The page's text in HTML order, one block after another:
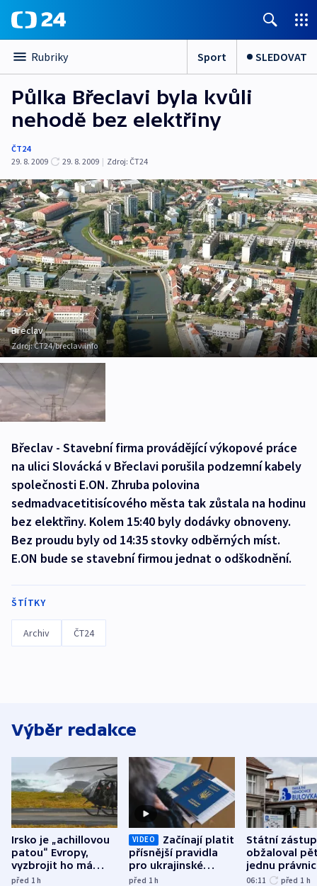
Rubriky Sport SLEDOVAT
Půlka Břeclavi byla kvůli
nehodě bez elektřiny
ČT24
29. 8. 2009
29. 8. 2009 | Zdroj: ČT24
Břeclav
Zdroj:ČT24/breclav.info
Břeclav - Stavební firma provádějící výkopové práce
na ulici Slovácká v Břeclavi porušila podzemní kabely
společnosti E.ON. Zhruba polovina
sedmadvacetitisícového města tak zůstala na hodinu
bez elektřiny. Kolem 15:40 byly dodávky obnoveny.
Bez proudu byly od 14:35 stovky odběrných míst.
E.ON bude se stavební firmou jednat o odškodnění.
ŠTÍTKY
Archiv ČT24
Výběr redakce
Irsko je „achillovou
patou“ Evropy,
vyzbrojit ho má
Francie
před 1h
VIDEO
Začínají platit
přísnější pravidla
pro ukrajinské
uprchlíky
před 1h
Státní
obžaloval
jednu
osobu v
06:11 před 1 h